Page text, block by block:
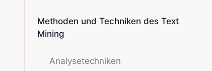
Methoden und Techniken des Text
Mining
Analysetechniken